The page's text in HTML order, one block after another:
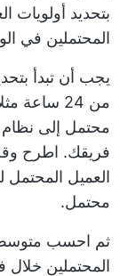
بتحديد أولويات
المحتملين في
يجب أن تبدأ
من 24
فريقك. اطرح
العميل
محتمل.
ثم احسب متوسط
المحتملين خلال